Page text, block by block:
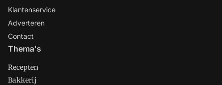
Klantenservice
Adverteren
Contact
Thema's
Recepten
Bakkerij